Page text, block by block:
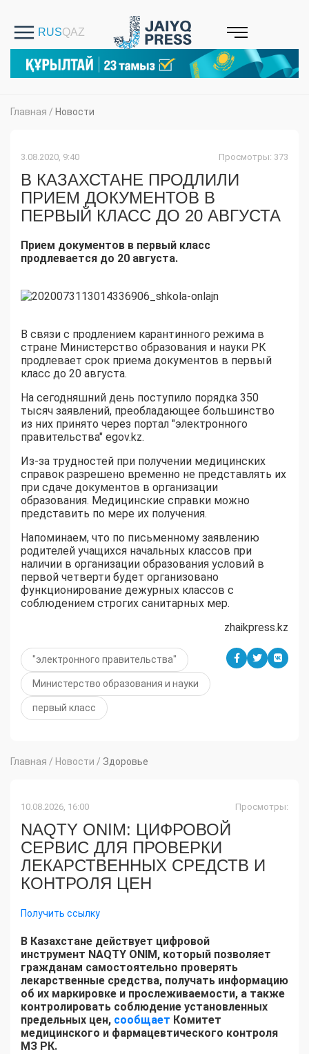
Главная / Новости
3.08.2020, 9:40 Просмотры: 373
В КАЗАХСТАНЕ ПРОДЛИЛИ
ПРИЕМ ДОКУМЕНТОВ В
ПЕРВЫЙ КЛАСС ДО 20 АВГУСТА
Прием документов в первый класс
продлевается до 20 августа.
В связи с продлением карантинного режима в
стране Министерство образования и науки РК
продлевает срок приема документов в первый
класс до 20 августа.
На сегодняшний день поступило порядка 350
тысяч заявлений, преобладающее большинство
из них принято через портал "электронного
правительства" egov.kz.
Из-за трудностей при получении медицинских
справок разрешено временно не представлять их
при сдаче документов в организации
образования. Медицинские справки можно
представить по мере их получения.
Напоминаем, что по письменному заявлению
родителей учащихся начальных классов при
наличии в организации образования условий в
первой четверти будет организовано
функционирование дежурных классов с
соблюдением строгих санитарных мер.
zhaikpress.kz
"электронного правительства"
Министерство образования и науки
первый класс
Главная / Новости / Здоровье
10.08.2026, 16:00 Просмотры:
NAQTY ONIM: ЦИФРОВОЙ
СЕРВИС ДЛЯ ПРОВЕРКИ
ЛЕКАРСТВЕННЫХ СРЕДСТВ И
КОНТРОЛЯ ЦЕН
Получить ссылку
В Казахстане действует цифровой
инструмент NAQTY ONIM, который позволяет
гражданам самостоятельно проверять
лекарственные средства, получать информацию
об их маркировке и прослеживаемости, а также
контролировать соблюдение установленных
предельных цен, сообщает Комитет
медицинского и фармацевтического контроля
МЗ РК.